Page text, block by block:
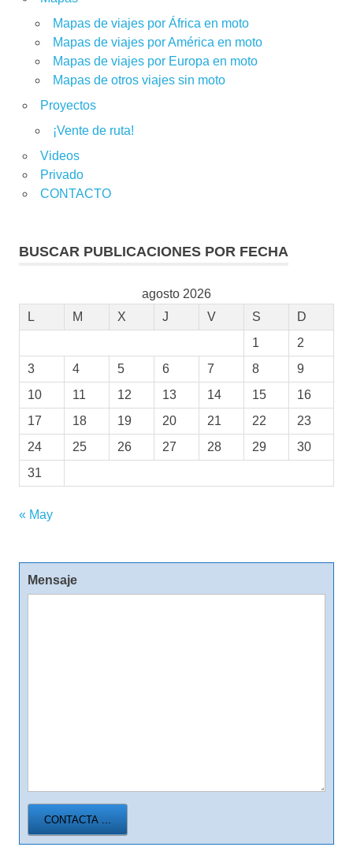
Mapas de viajes por África en moto
Mapas de viajes por América en moto
Mapas de viajes por Europa en moto
Mapas de otros viajes sin moto
Proyectos
¡Vente de ruta!
Videos
Privado
CONTACTO
BUSCAR PUBLICACIONES POR FECHA
agosto 2026
L
M X J V S
D
1
2
3
4 5 6 7 8
9
10
11 12 13 14 15
16
17
18 19 20 21 22
23
24
25 26 27 28 29
30
31
« May
Mensaje
CONTACTA ...